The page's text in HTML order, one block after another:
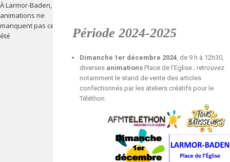
À Larmor-Baden, les
animations ne
manquent pas cet
été
Période 2024-2025
Dimanche 1er décembre 2024, de 9 h à 12h30,
diverses animationsPlace de l’Eglise ; retrouvez
notamment le stand de vente des articles
confectionnés par les ateliers créatifs pour le
Téléthon.